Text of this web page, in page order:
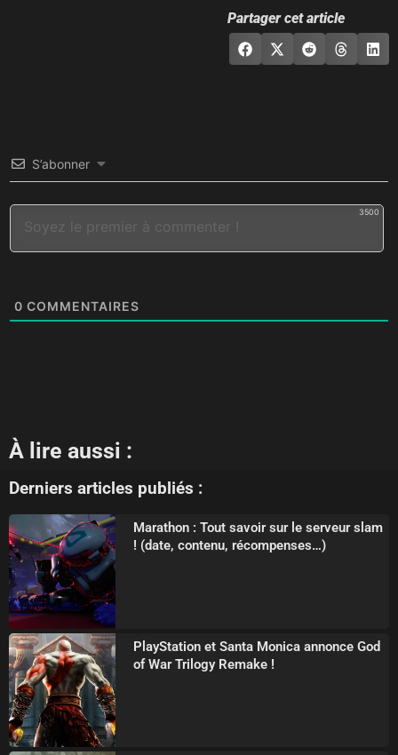
Partager cet article
S’abonner
3500
0 COMMENTAIRES
À lire aussi :
Derniers articles publiés :
Marathon : Tout savoir sur le serveur slam
! (date, contenu, récompenses…)
PlayStation et Santa Monica annonce God
of War Trilogy Remake !